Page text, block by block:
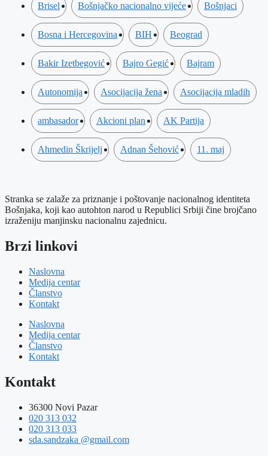
Brisel Bošnjačko nacionalno vijeće Bošnjaci
Bosna i Hercegovina BIH Beograd
Bakir Izetbegović Bajro Gegić Bajram
Autonomija Asocijacija žena Asocijacija mladih
ambasador Akcioni plan AK Partija
Ahmedin Škrijelj Adnan Šehović 11. maj
Stranka se zalaže za priznanje i poštovanje nacionalnog identiteta
Bošnjaka, koji kao autohton narod u Republici Srbiji čine brojčano
izraženiju manjinsku nacionalnu zajednicu.
Brzi linkovi
Naslovna
Medija centar
Članstvo
Kontakt
Naslovna
Medija centar
Članstvo
Kontakt
Kontakt
36300 Novi Pazar
020 313 032
020 313 033
sda.sandzaka @gmail.com